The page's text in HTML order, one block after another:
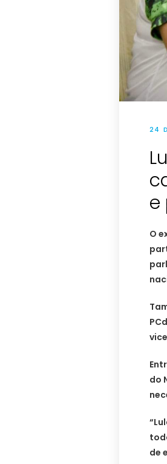
24
e
O
do
de